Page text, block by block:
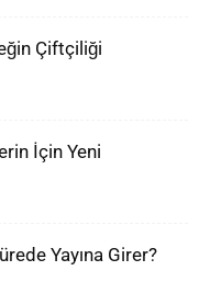
Çiftçiliği
İçin Yeni
Yayına Girer?